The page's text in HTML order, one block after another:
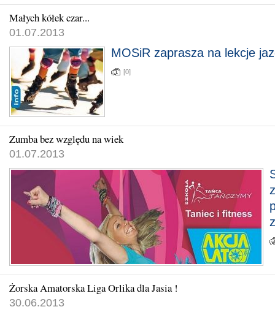
Małych kółek czar...
01.07.2013
MOSiR zaprasza na lekcje
[0]
Zumba bez względu na wiek
01.07.2013
Żorska Amatorska Liga Orlika dla Jasia !
30.06.2013